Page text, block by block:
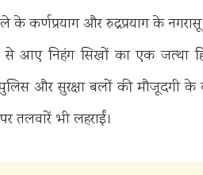
के कर्णप्रयाग और रुद्रप्रयाग के
आए निहंग सिखों का एक जत्था
और सुरक्षा बलों की मौजूदगी
तलवारें भी लहराईं।